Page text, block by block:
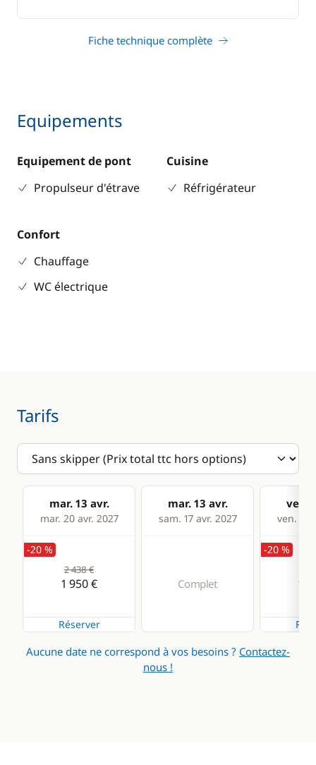
Fiche technique complète
Equipements
Equipement de pont
Propulseur d'étrave
Cuisine
Réfrigérateur
Confort
Chauffage
WC électrique
Tarifs
mar. 13 avr.
mar. 20 avr. 2027
mar. 13 avr.
sam. 17 avr. 2027
ven.
ven. 23
-20 %
2 438 €
1 950 €
Réserver
Complet
-20 %
1
Aucune date ne correspond à vos besoins ? Contactez-
nous !